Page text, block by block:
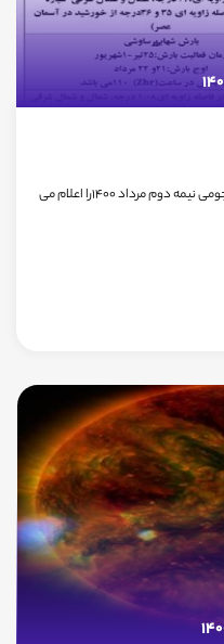
مرکز علوم و ستاره شناسی تهران رویدادهای نجومی نیمه دوم مرداد 1400را اعلام می